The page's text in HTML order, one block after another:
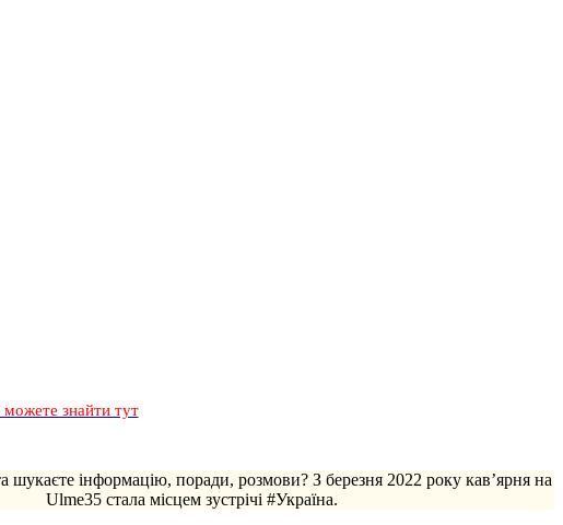
можете знайти тут
шукаєте інформацію, поради, розмови? З березня 2022 року кав’ярня на
Ulme35 стала місцем зустрічі #Україна.